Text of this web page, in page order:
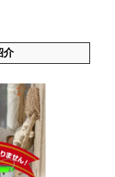
介